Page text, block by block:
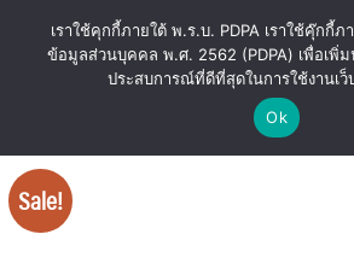
Sale!
เราใช้คุกกี้ภายใต้ พ.ร.บ. PDPA เราใช้คุ๊กกี้
ข้อมูลส่วนบุคคล พ.ศ. 2562 (PDPA) เพื่อเพิ่
ประสบการณ์ที่ดีที่สุดในการใช้งานเว็
Ok